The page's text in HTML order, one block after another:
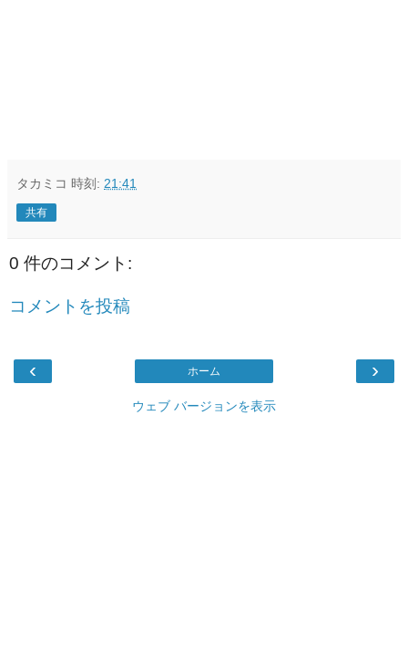
タカミコ 時刻: 21:41
共有
0 件のコメント:
コメントを投稿
‹ ›
ホーム
ウェブ バージョンを表示